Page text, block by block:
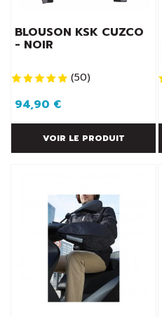
BLOUSON KSK CUZCO
- NOIR
(50)
94,90 €
VOIR LE PRODUIT